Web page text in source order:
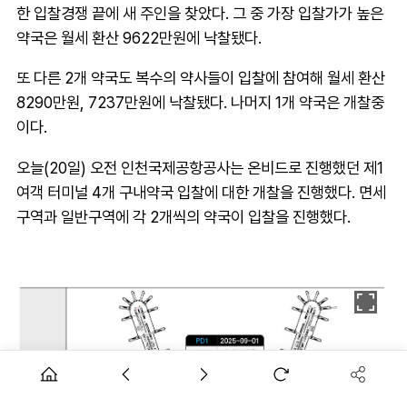
한 입찰경쟁 끝에 새 주인을 찾았다. 그 중 가장 입찰가가 높은
약국은 월세 환산 9622만원에 낙찰됐다.
또 다른 2개 약국도 복수의 약사들이 입찰에 참여해 월세 환산
8290만원, 7237만원에 낙찰됐다. 나머지 1개 약국은 개찰중
이다.
오늘(20일) 오전 인천국제공항공사는 온비드로 진행했던 제1
여객 터미널 4개 구내약국 입찰에 대한 개찰을 진행했다. 면세
구역과 일반구역에 각 2개씩의 약국이 입찰을 진행했다.